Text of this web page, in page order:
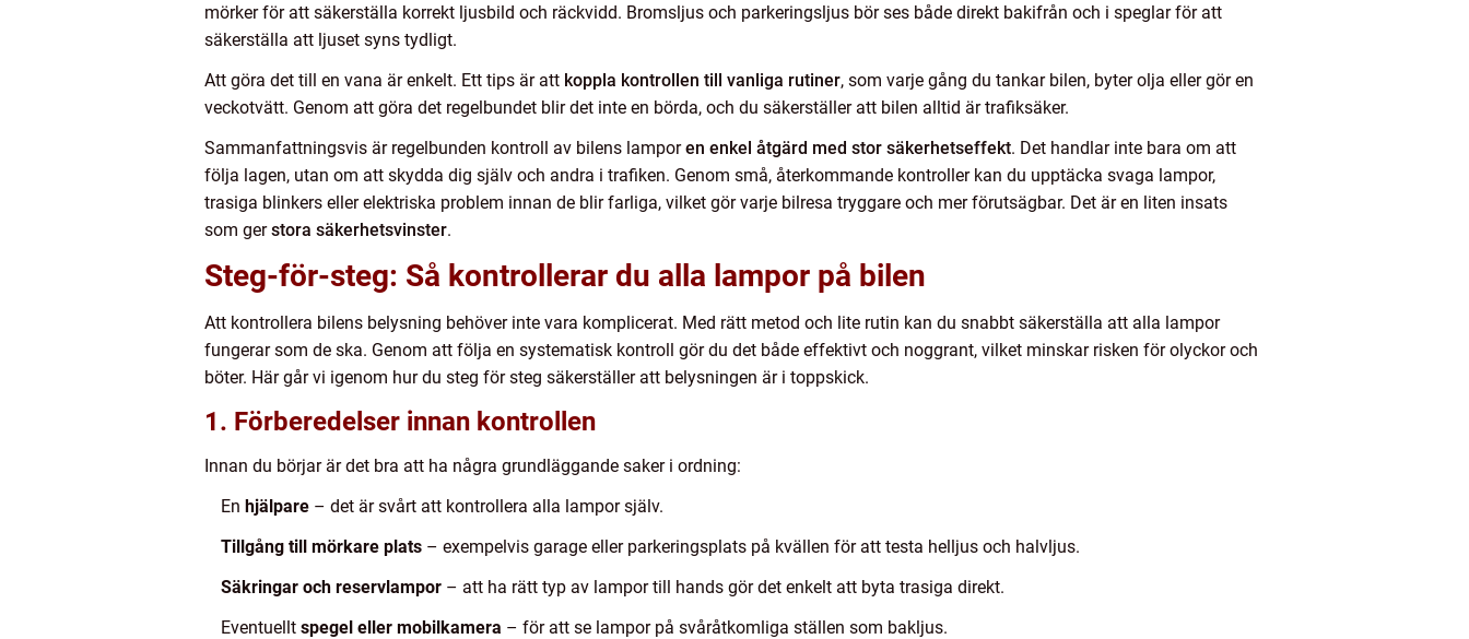
mörker för att säkerställa korrekt ljusbild och räckvidd. Bromsljus och parkeringsljus bör ses både direkt bakifrån och i speglar för att
säkerställa att ljuset syns tydligt.
Att göra det till en vana är enkelt. Ett tips är att koppla kontrollen till vanliga rutiner, som varje gång du tankar bilen, byter olja eller gör en
veckotvätt. Genom att göra det regelbundet blir det inte en börda, och du säkerställer att bilen alltid är trafiksäker.
Sammanfattningsvis är regelbunden kontroll av bilens lamporen enkel åtgärd med stor säkerhetseffekt. Det handlar inte bara om att
följa lagen, utan om att skydda dig själv och andra i trafiken. Genom små, återkommande kontroller kan du upptäcka svaga lampor,
trasiga blinkers eller elektriska problem innan de blir farliga, vilket gör varje bilresa tryggare och mer förutsägbar. Det är en liten insats
som gerstora säkerhetsvinster.
Steg-för-steg: Så kontrollerar du alla lampor på bilen
Att kontrollera bilens belysning behöver inte vara komplicerat. Med rätt metod och lite rutin kan du snabbt säkerställa att alla lampor
fungerar som de ska. Genom att följa en systematisk kontroll gör du det både effektivt och noggrant, vilket minskar risken för olyckor och
böter. Här går vi igenom hur du steg för steg säkerställer att belysningen är i toppskick.
1. Förberedelser innan kontrollen
Innan du börjar är det bra att ha några grundläggande saker i ordning:
En hjälpare – det är svårt att kontrollera alla lampor själv.
Tillgång till mörkare plats – exempelvis garage eller parkeringsplats på kvällen för att testa helljus och halvljus.
Säkringar och reservlampor – att ha rätt typ av lampor till hands gör det enkelt att byta trasiga direkt.
Eventuellt spegel eller mobilkamera – för att se lampor på svåråtkomliga ställen som bakljus.